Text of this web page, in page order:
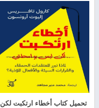
تحميل كتاب أخطاء ارتكبت لكن